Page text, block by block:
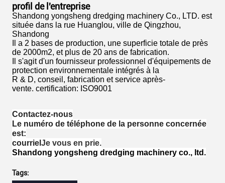
profil de l'entreprise
Shandong yongsheng dredging machinery Co., LTD. est
située dans la rue Huanglou, ville de Qingzhou,
Shandong
Il a 2 bases de production, une superficie totale de près
de 2000m2, et plus de 20 ans de fabrication.
Il s'agit d'un fournisseur professionnel d'équipements de
protection environnementale intégrés à la
R & D, conseil, fabrication et service après-
vente. certification: ISO9001
Contactez-nous
Le numéro de téléphone de la personne concernée
est:
courriel Je vous en prie.
Shandong yongsheng dredging machinery co., ltd.
Tags: